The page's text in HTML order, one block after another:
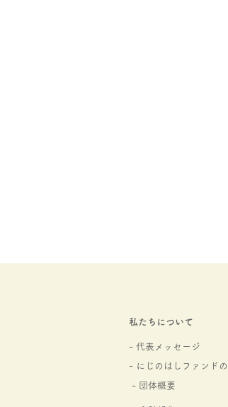
私たちについて
- 代表メッセージ
- にじのはしファンドの
- 団体概要